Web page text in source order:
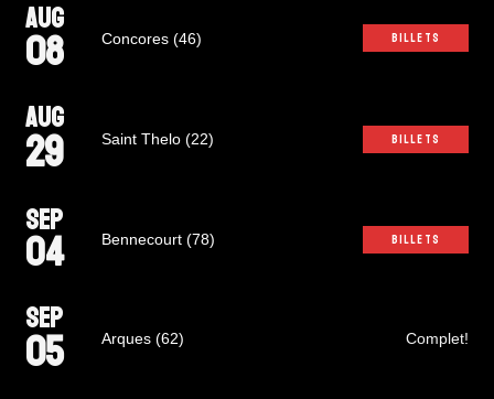
AUG
08 Concores (46) BILLETS
AUG
29 Saint Thelo (22) BILLETS
SEP
04 Bennecourt (78) BILLETS
SEP
05 Arques (62) Complet!